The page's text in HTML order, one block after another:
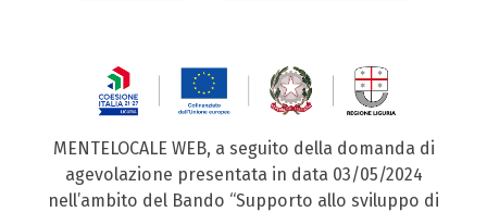
MENTELOCALE WEB, a seguito della domanda di
agevolazione presentata in data 03/05/2024
nell’ambito del Bando “Supporto allo sviluppo di